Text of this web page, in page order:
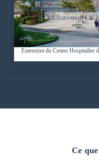
Extension du Centre Hospitalier
Ce